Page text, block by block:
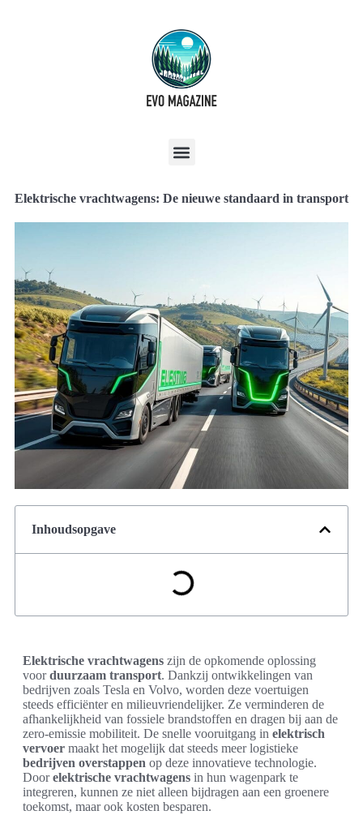
Elektrische vrachtwagens: De nieuwe standaard in transport
Inhoudsopgave
Elektrische vrachtwagens zijn de opkomende oplossing
voorduurzaam transport. Dankzij ontwikkelingen van
bedrijven zoals Tesla en Volvo, worden deze voertuigen
steeds efficiënter en milieuvriendelijker. Ze verminderen de
afhankelijkheid van fossiele brandstoffen en dragen bij aan de
zero-emissie mobiliteit. De snelle vooruitgang in elektrisch
vervoer maakt het mogelijk dat steeds meer logistieke
bedrijven overstappen op deze innovatieve technologie.
Doorelektrische vrachtwagens in hun wagenpark te
integreren, kunnen ze niet alleen bijdragen aan een groenere
toekomst, maar ook kosten besparen.